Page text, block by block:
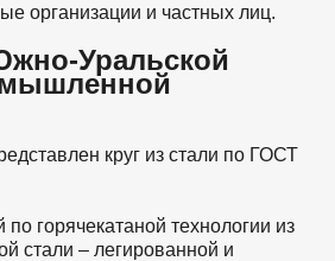
организации и частных лиц.
Уральской
круг из стали по ГОСТ
по горячекатаной технологии из
стали – легированной и